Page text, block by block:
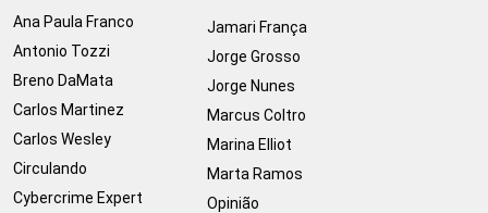
Ana Paula Franco
Antonio Tozzi
Breno DaMata
Carlos Martinez
Carlos Wesley
Circulando
Cybercrime Expert
Jamari França
Jorge Grosso
Jorge Nunes
Marcus Coltro
Marina Elliot
Marta Ramos
Opinião